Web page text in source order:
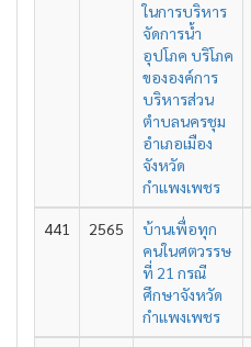
ในการบริหาร
จัดการน้ำ
อุปโภค บริโภค
ขององค์การ
บริหารส่วน
ตำบลนครชุม
อำเภอเมือง
จังหวัด
กำแพงเพชร
441 2565
บ้านเพื่อทุก
คนในศตวรรษ
ที่ 21 กรณี
ศึกษาจังหวัด
กำแพงเพชร